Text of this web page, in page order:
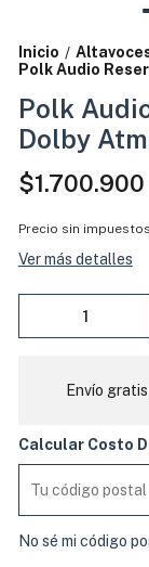
Inicio /
Polk Audio
Polk
Dolby
$1.700.900
Precio sin impuestos
Ver más detalles
Envío
Calcular Costo
No sé mi código